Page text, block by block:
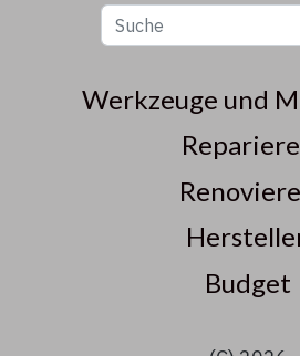
Werkzeuge und
Budget